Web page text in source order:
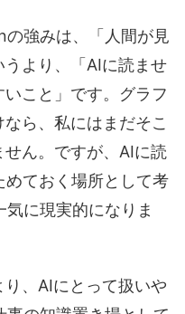
強みは、「人間が見
より、「AIに読ませ
こと」です。グラフ
ら、私にはまだそこ
ん。ですが、AIに読
ておく場所として考
に現実的になりま
、AIにとって扱いや